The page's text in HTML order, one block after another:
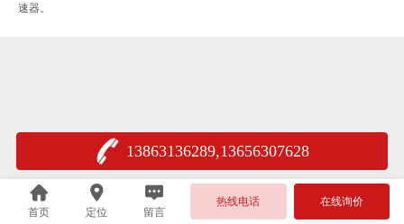
速器。
13863136289,13656307628
首页 定位 留言
热线电话 在线询价